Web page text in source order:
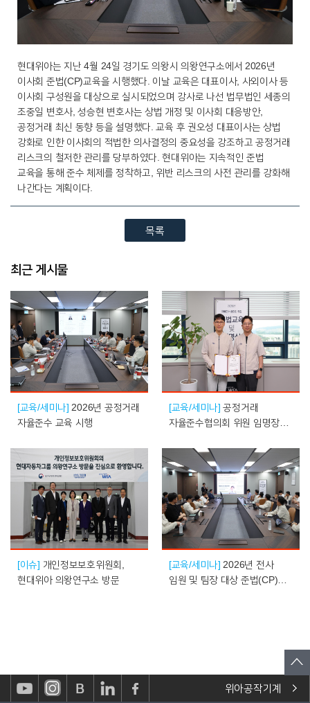
현대위아는 지난 4월 24일 경기도 의왕시 의왕연구소에서 2026년
이사회 준법(CP)교육을 시행했다. 이날 교육은 대표이사, 사외이사 등
이사회 구성원을 대상으로 실시되었으며 강사로 나선 법무법인 세종의
조중일 변호사, 성승현 변호사는 상법 개정 및 이사회 대응방안,
공정거래 최신 동향 등을 설명했다. 교육 후 권오성 대표이사는 상법
강화로 인한 이사회의 적법한 의사결정의 중요성을 강조하고 공정거래
리스크의 철저한 관리를 당부하였다. 현대위아는 지속적인 준법
교육을 통해 준수 체제를 정착하고, 위반 리스크의 사전 관리를 강화해
나간다는 계획이다.
목록
최근 게시물
[교육/세미나] 2026년 공정거래
자율준수 교육 시행
[교육/세미나] 공정거래
자율준수협의회 위원 임명장
[이슈] 개인정보보호위원회,
현대위아 의왕연구소 방문
[교육/세미나] 2026년 전사
임원 및 팀장 대상 준법(CP)
위아공작기계